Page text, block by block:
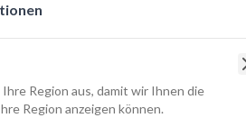
6.35
Region aus, damit wir Ihnen die
Region anzeigen können.